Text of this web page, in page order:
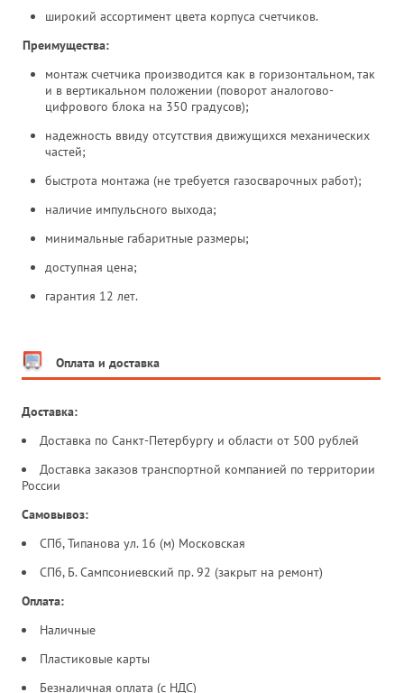
широкий ассортимент цвета корпуса счетчиков.
Преимущества:
монтаж счетчика производится как в горизонтальном, так
и в вертикальном положении (поворот аналогово-
цифрового блока на 350 градусов);
надежность ввиду отсутствия движущихся механических
частей;
быстрота монтажа (не требуется газосварочных работ);
наличие импульсного выхода;
минимальные габаритные размеры;
доступная цена;
гарантия 12 лет.
Оплата и доставка
Доставка:
Доставка по Санкт-Петербургу и области от 500 рублей
Доставка заказов транспортной компанией по территории
России
Самовывоз:
СПб, Типанова ул. 16 (м) Московская
СПб, Б. Сампсониевский пр. 92 (закрыт на ремонт)
Оплата:
Наличные
Пластиковые карты
Безналичная оплата (с НДС)